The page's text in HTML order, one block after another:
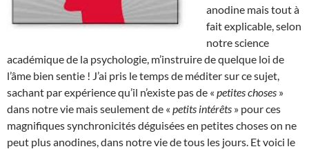
anodine mais tout à
fait explicable, selon
notre science
académique de la psychologie, m’instruire de quelque loi de
l’âme bien sentie ! J’ai pris le temps de méditer sur ce sujet,
sachant par expérience qu’il n’existe pas de « petites choses »
dans notre vie mais seulement de « petits intérêts » pour ces
magnifiques synchronicités déguisées en petites choses on ne
peut plus anodines, dans notre vie de tous les jours. Et voici le